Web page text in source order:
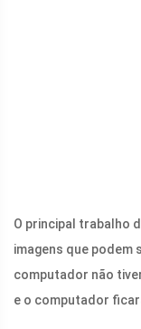
O principal trabalho
imagens que podem
computador não
e o computador